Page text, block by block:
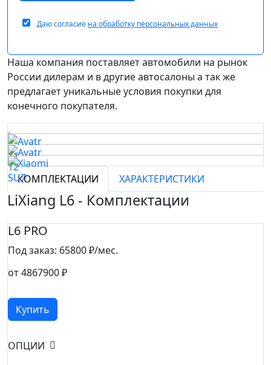
Даю согласие на обработку персональных данных
Наша компания поставляет автомобили на рынок
России дилерам и в другие автосалоны а так же
предлагает уникальные условия покупки для
конечного покупателя.
КОМПЛЕКТАЦИИ ХАРАКТЕРИСТИКИ
LiXiang L6 - Комплектации
L6 PRO
Под заказ: 65800 ₽/мес.
от 4867900 ₽
Купить
ОПЦИИ